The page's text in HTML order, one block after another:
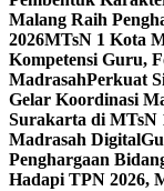
Malang Raih
2026MTsN 1 Kota
Kompetensi Guru,
MadrasahPerkuat
Gelar Koordinasi
Surakarta di MTsN
Madrasah Digital
Penghargaan
Hadapi TPN 2026,